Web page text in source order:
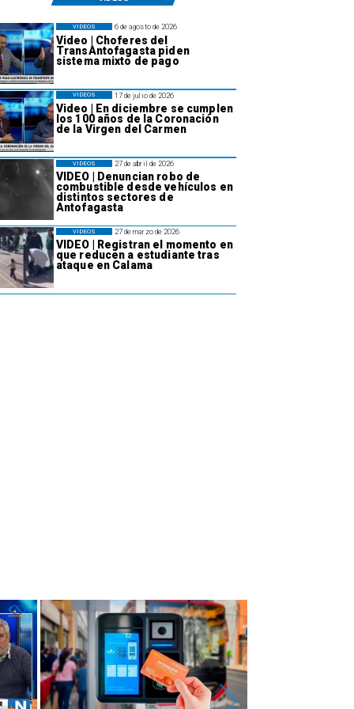
6 de agosto de 2026
Video | Choferes del
TransAntofagasta piden
sistema mixto de pago
VIDEOS
17 de julio de 2026
Video | En diciembre se cumplen
los 100 años de la Coronación
de la Virgen del Carmen
VIDEOS
27 de abril de 2026
VIDEO | Denuncian robo de
combustible desde vehículos en
distintos sectores de
Antofagasta
VIDEOS
27 de marzo de 2026
VIDEO | Registran el momento en
que reducen a estudiante tras
ataque en Calama
VIDEOS